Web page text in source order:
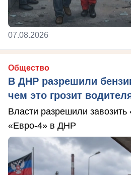
07.08.2026
Общество
В ДНР разрешили
чем это грозит
Власти разрешили завозить
«Евро-4» в ДНР